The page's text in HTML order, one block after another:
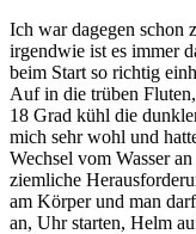
Ich war dagegen schon
irgendwie ist es immer
beim Start so richtig
Auf in die trüben
18 Grad kühl die
mich sehr wohl und
Wechsel vom Wasser
ziemliche
am Körper und man
an, Uhr starten, Helm